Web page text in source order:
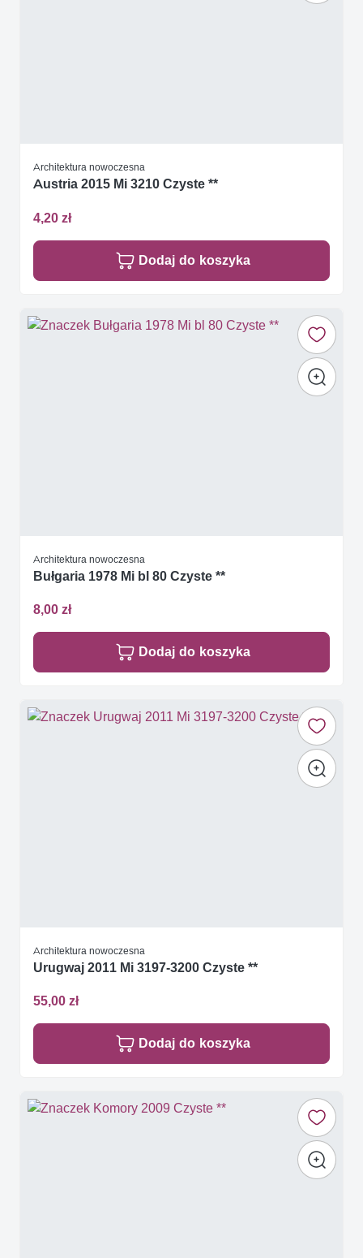
Architektura nowoczesna
Austria 2015 Mi 3210 Czyste **
4,20 zł
Dodaj do koszyka
Architektura nowoczesna
Bułgaria 1978 Mi bl 80 Czyste **
8,00 zł
Dodaj do koszyka
Architektura nowoczesna
Urugwaj 2011 Mi 3197-3200 Czyste **
55,00 zł
Dodaj do koszyka